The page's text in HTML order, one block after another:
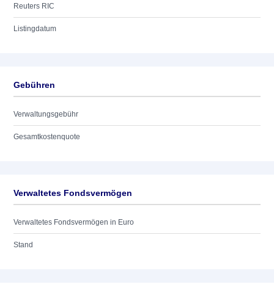
Reuters RIC
Listingdatum
Gebühren
Verwaltungsgebühr
Gesamtkostenquote
Verwaltetes Fondsvermögen
Verwaltetes Fondsvermögen in Euro
Stand